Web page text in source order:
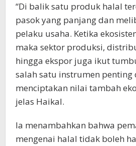
“Di balik satu produk halal
pasok yang panjang dan
pelaku usaha. Ketika
maka sektor produksi,
hingga ekspor juga ikut
salah satu instrumen penting
menciptakan nilai tambah
jelas Haikal.
Ia menambahkan bahwa
mengenai halal tidak boleh